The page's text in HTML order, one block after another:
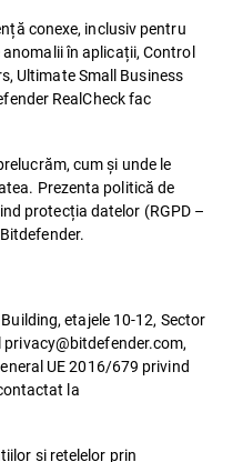
conexe, inclusiv pentru
în aplicații, Control
Ultimate Small Business
RealCheck fac
cum și unde le
Prezenta politică de
protecția datelor (RGPD –
etajele 10-12, Sector
UE 2016/679 privind
la
și rețelelor prin